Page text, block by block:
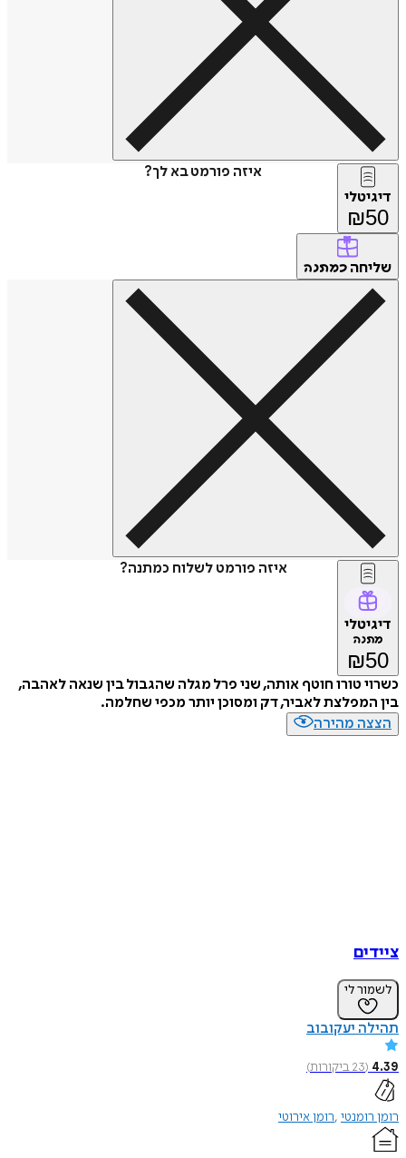
איזה פורמט בא לך?
דיגיטלי
₪50
שליחה כמתנה
איזה פורמט לשלוח כמתנה?
דיגיטלי
מתנה
₪50
כשרוי טורו חוטף אותה, שני פרל מגלה שהגבול בין שנאה לאהבה,
בין המפלצת לאביר, דק ומסוכן יותר מכפי שחלמה.
הצצה מהירה
ציידים
לשמור לי
תהילה יעקובוב
4.39
(
23ביקורות)
רומן רומנטי רומן אירוטי